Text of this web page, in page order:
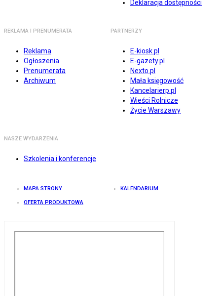
Deklaracja dostępności
REKLAMA I PRENUMERATA
Reklama
Ogłoszenia
Prenumerata
Archiwum
PARTNERZY
E-kiosk.pl
E-gazety.pl
Nexto.pl
Mała księgowość
Kancelarierp.pl
Wieści Rolnicze
Życie Warszawy
NASZE WYDARZENIA
Szkolenia i konferencje
MAPA STRONY KALENDARIUM
OFERTA PRODUKTOWA